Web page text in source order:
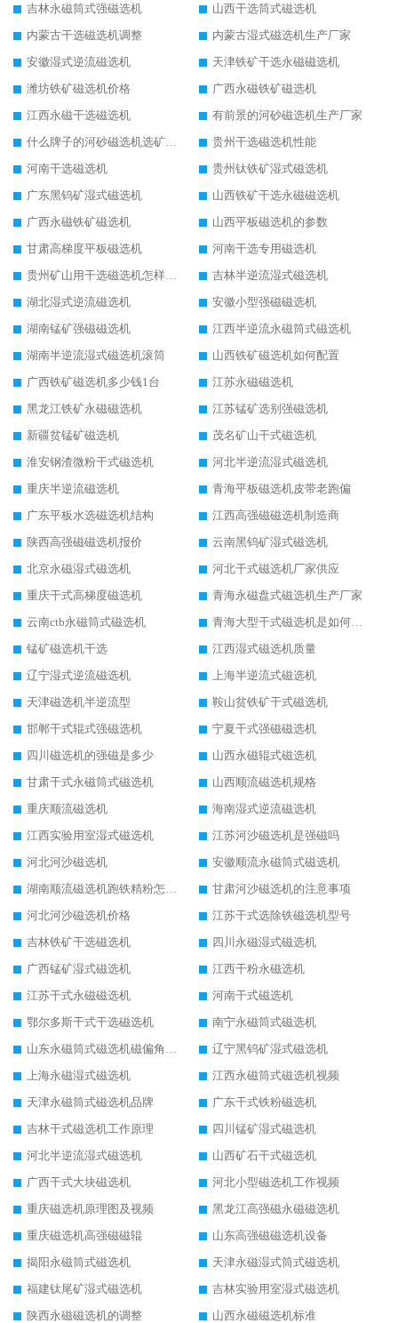
吉林永磁筒式强磁选机
山西干选筒式磁选机
内蒙古干选磁选机调整
内蒙古湿式磁选机生产厂家
安徽湿式逆流磁选机
天津铁矿干选永磁磁选机
潍坊铁矿磁选机价格
广西永磁铁矿磁选机
江西永磁干选磁选机
有前景的河砂磁选机生产厂家
贵州干选磁选机性能
河南干选磁选机
贵州钛铁矿湿式磁选机
广东黑钨矿湿式磁选机
山西铁矿干选永磁磁选机
广西永磁铁矿磁选机
山西平板磁选机的参数
甘肃高梯度平板磁选机
河南干选专用磁选机
吉林半逆流湿式磁选机
湖北湿式逆流磁选机
安徽小型强磁磁选机
湖南锰矿强磁磁选机
江西半逆流永磁筒式磁选机
湖南半逆流湿式磁选机滚筒
山西铁矿磁选机如何配置
广西铁矿磁选机多少钱1台
江苏永磁磁选机
黑龙江铁矿永磁磁选机
江苏锰矿选别强磁选机
新疆贫锰矿磁选机
茂名矿山干式磁选机
淮安钢渣微粉干式磁选机
河北半逆流湿式磁选机
重庆半逆流磁选机
青海平板磁选机皮带老跑偏
广东平板水选磁选机结构
江西高强磁磁选机制造商
陕西高强磁磁选机报价
云南黑钨矿湿式磁选机
北京永磁湿式磁选机
河北干式磁选机厂家供应
重庆干式高梯度磁选机
青海永磁盘式磁选机生产厂家
云南ctb永磁筒式磁选机
锰矿磁选机干选
江西湿式磁选机质量
辽宁湿式逆流磁选机
上海半逆流式磁选机
天津磁选机半逆流型
鞍山贫铁矿干式磁选机
邯郸干式辊式强磁选机
宁夏干式强磁磁选机
四川磁选机的强磁是多少
山西永磁辊式磁选机
甘肃干式永磁筒式磁选机
山西顺流磁选机规格
重庆顺流磁选机
海南湿式逆流磁选机
江西实验用室湿式磁选机
江苏河沙磁选机是强磁吗
河北河沙磁选机
安徽顺流永磁筒式磁选机
甘肃河沙磁选机的注意事项
河北河沙磁选机价格
江苏干式选除铁磁选机型号
吉林铁矿干选磁选机
四川永磁湿式磁选机
广西锰矿湿式磁选机
江西干粉永磁选机
江苏干式永磁磁选机
河南干式磁选机
鄂尔多斯干式干选磁选机
南宁永磁筒式磁选机
辽宁黑钨矿湿式磁选机
上海永磁湿式磁选机
江西永磁筒式磁选机视频
天津永磁筒式磁选机品牌
广东干式铁粉磁选机
吉林干式磁选机工作原理
四川锰矿湿式磁选机
河北半逆流湿式磁选机
山西矿石干式磁选机
广西干式大块磁选机
河北小型磁选机工作视频
重庆磁选机原理图及视频
黑龙江高强磁永磁磁选机
重庆磁选机高强磁磁辊
山东高强磁磁选机设备
揭阳永磁筒式磁选机
天津永磁湿式筒式磁选机
福建钛尾矿湿式磁选机
吉林实验用室湿式磁选机
陕西永磁磁选机的调整
山西永磁磁选机标准